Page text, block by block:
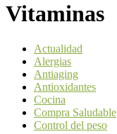
Vitaminas
Actualidad
Alergias
Antiaging
Antioxidantes
Cocina
Compra Saludable
Control del peso